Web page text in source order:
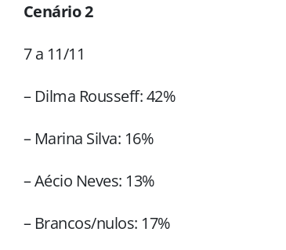
Cenário 2
7 a 11/11
– Dilma Rousseff: 42%
– Marina Silva: 16%
– Aécio Neves: 13%
– Brancos/nulos: 17%